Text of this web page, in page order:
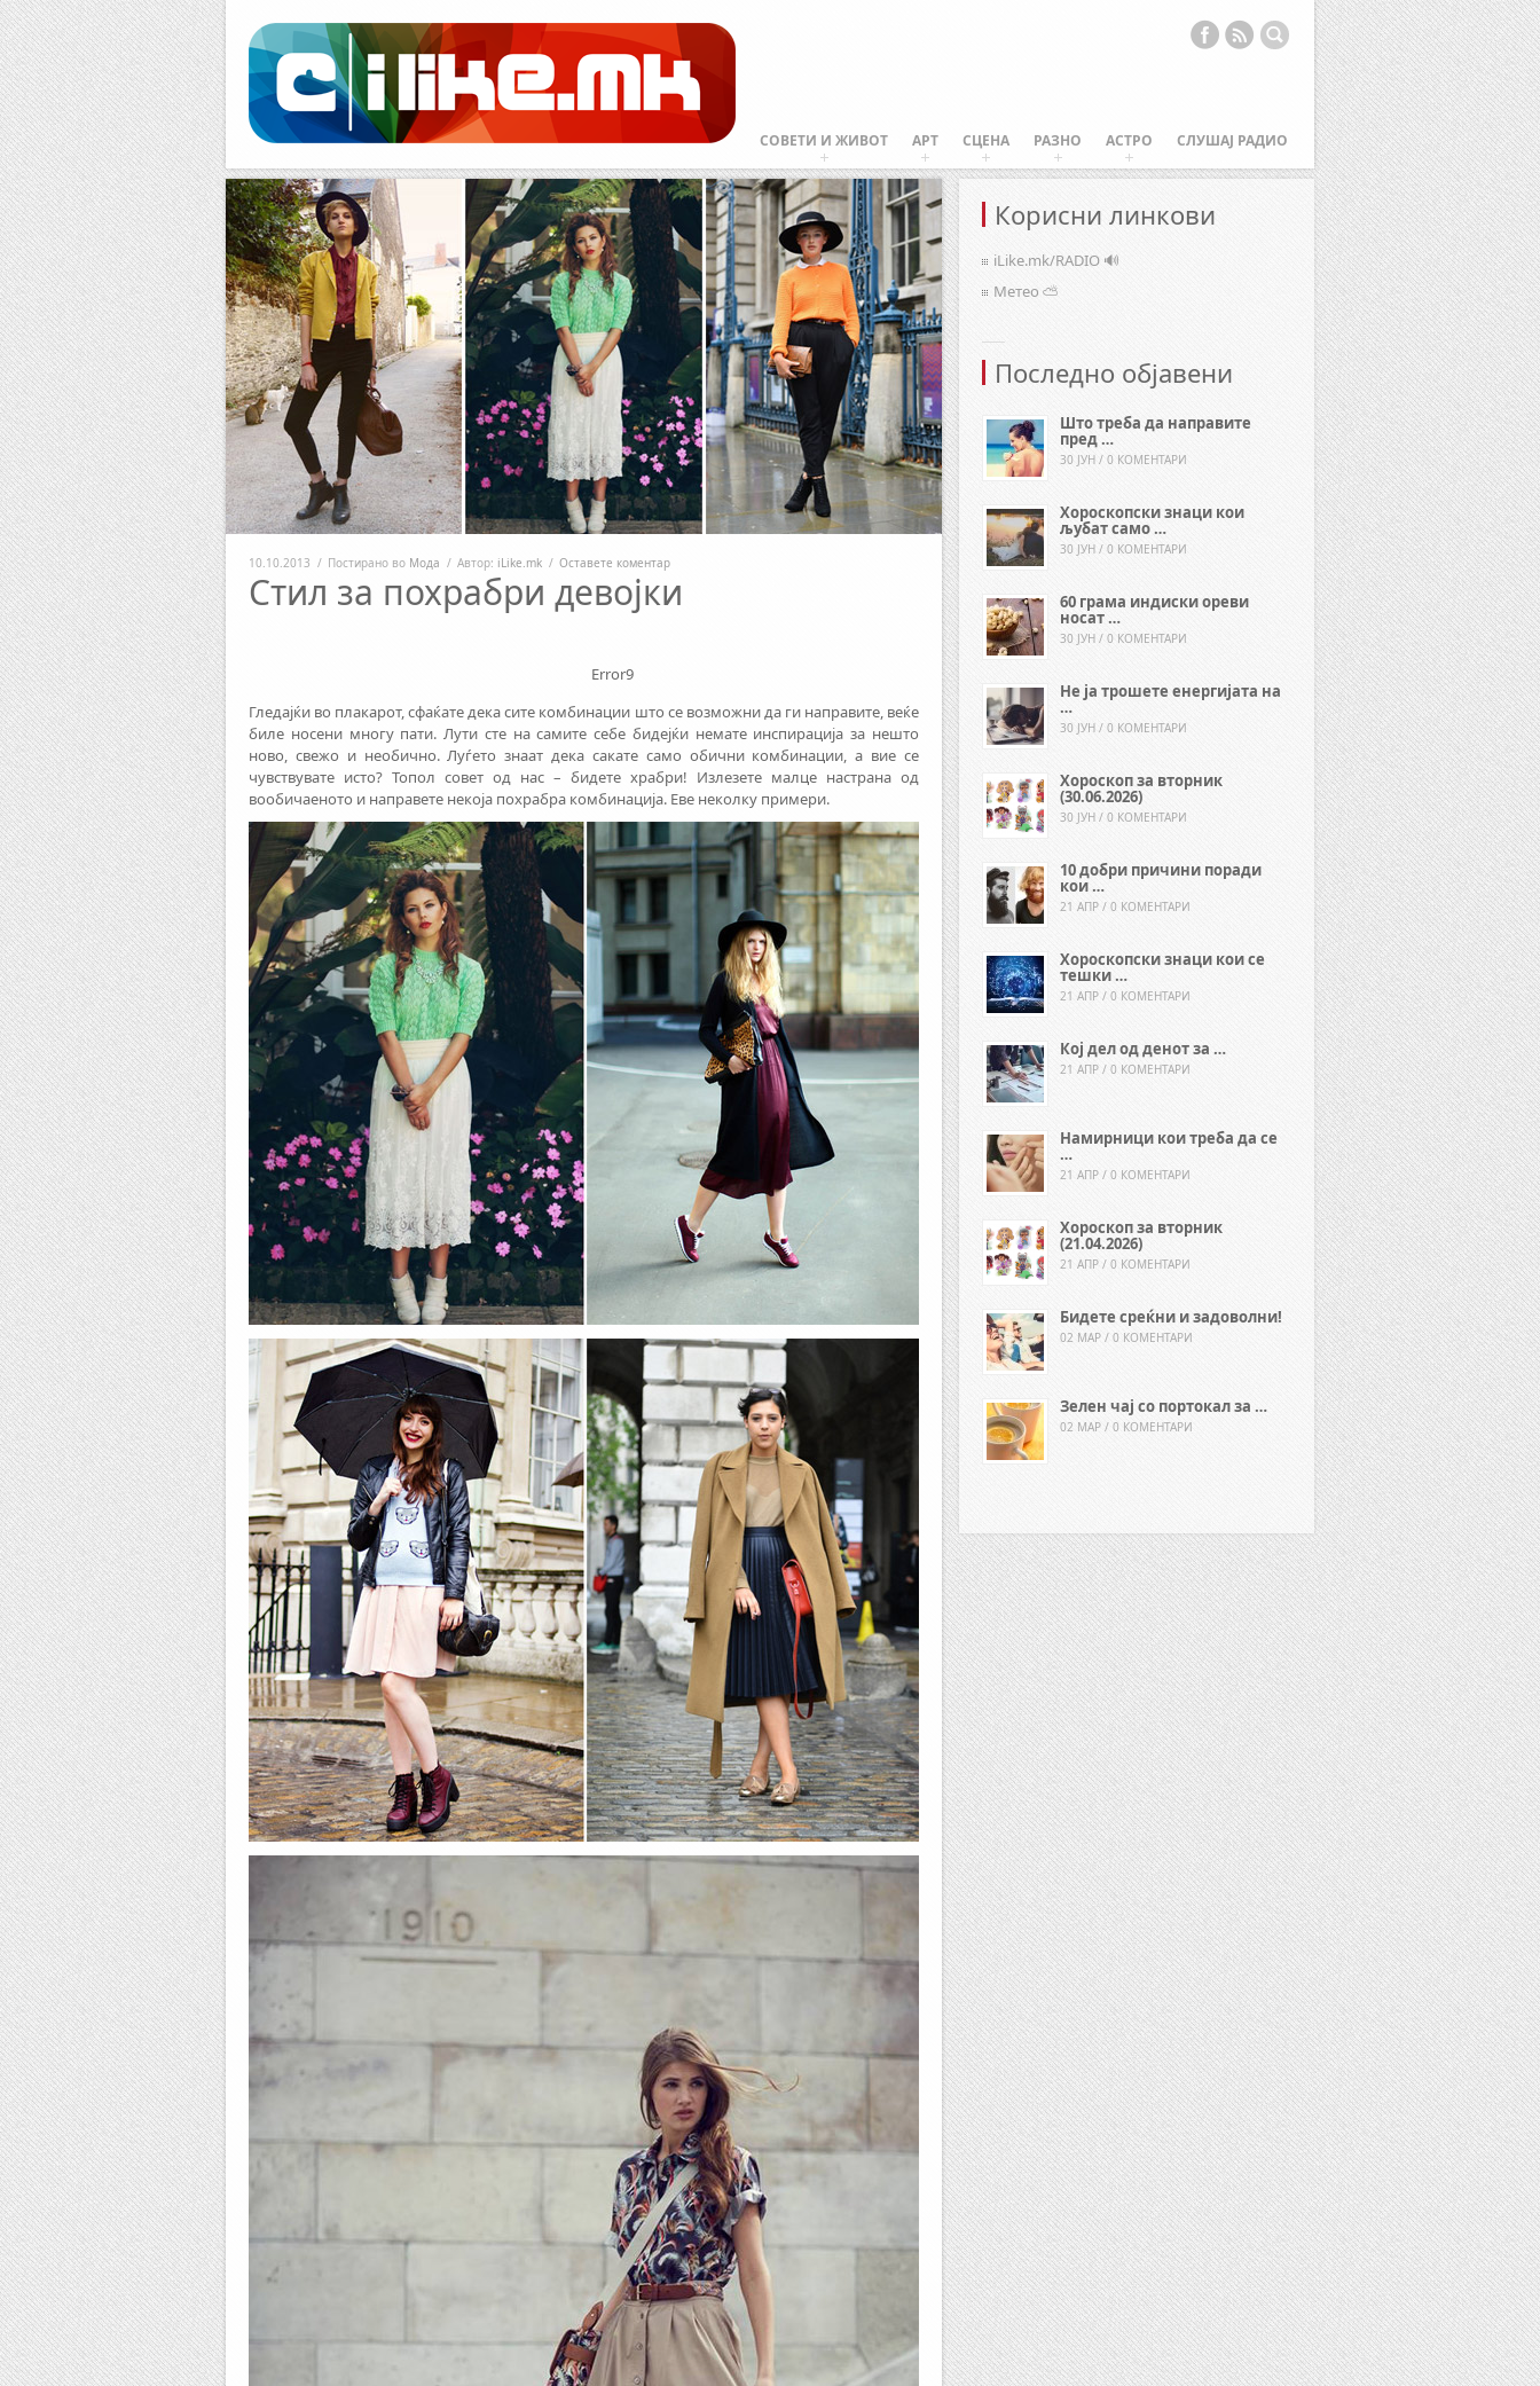
Facebook
RSS
СОВЕТИ И ЖИВОТ АРТ СЦЕНА РАЗНО АСТРО СЛУШАЈ РАДИО
10.10.2013 / Постирано во Мода / Автор: iLike.mk / Оставете коментар
Стил за похрабри девојки
Error9
Гледајќи во плакарот, сфаќате дека сите комбинации што се возможни да ги направите, веќе
биле носени многу пати. Лути сте на самите себе бидејќи немате инспирација за нешто
ново, свежо и необично. Луѓето знаат дека сакате само обични комбинации, а вие се
чувствувате исто? Топол совет од нас – бидете храбри! Излезете малце настрана од
вообичаеното и направете некоја похрабра комбинација. Еве неколку примери.
Корисни линкови
iLike.mk/RADIO 🔊
Метео ⛅
Последно објавени
Што треба да направите
пред …
30 ЈУН / 0 КОМЕНТАРИ
Хороскопски знаци кои
љубат само …
30 ЈУН / 0 КОМЕНТАРИ
60 грама индиски ореви
носат …
30 ЈУН / 0 КОМЕНТАРИ
Не ја трошете енергијата на
…
30 ЈУН / 0 КОМЕНТАРИ
Хороскоп за вторник
(30.06.2026)
30 ЈУН / 0 КОМЕНТАРИ
10 добри причини поради
кои …
21 АПР / 0 КОМЕНТАРИ
Хороскопски знаци кои се
тешки …
21 АПР / 0 КОМЕНТАРИ
Кој дел од денот за …
21 АПР / 0 КОМЕНТАРИ
Намирници кои треба да се
…
21 АПР / 0 КОМЕНТАРИ
Хороскоп за вторник
(21.04.2026)
21 АПР / 0 КОМЕНТАРИ
Бидете среќни и задоволни!
02 МАР / 0 КОМЕНТАРИ
Зелен чај со портокал за …
02 МАР / 0 КОМЕНТАРИ